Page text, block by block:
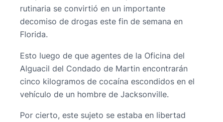
rutinaria se convirtió en un importante
decomiso de drogas este fin de semana en
Florida.
Esto luego de que agentes de la Oficina del
Alguacil del Condado de Martin encontrarán
cinco kilogramos de cocaína escondidos en el
vehículo de un hombre de Jacksonville.
Por cierto, este sujeto se estaba en libertad